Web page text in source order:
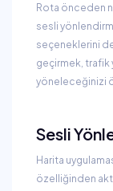
Rota önceden
sesli
seçeneklerini
geçirmek, trafik
yöneleceğinizi
Sesli
Harita
özelliğinden